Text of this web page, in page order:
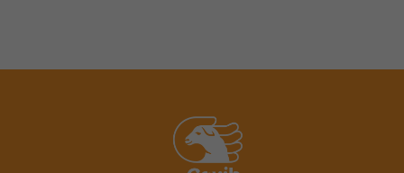
IDENTIFICACIÓN ANIMAL